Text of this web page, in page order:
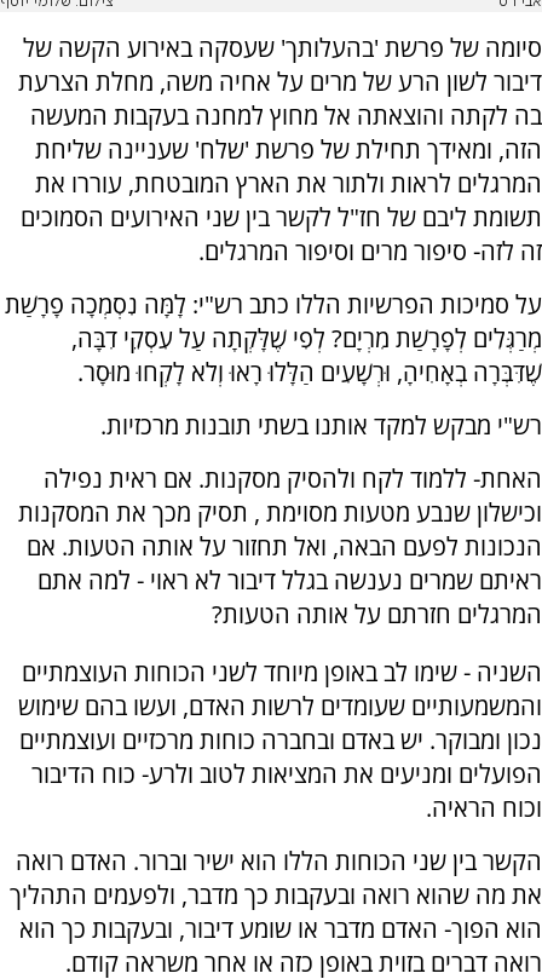
סיומה של פרשת 'בהעלותך' שעסקה באירוע הקשה של
דיבור לשון הרע של מרים על אחיה משה, מחלת הצרעת
בה לקתה והוצאתה אל מחוץ למחנה בעקבות המעשה
הזה, ומאידך תחילת של פרשת 'שלח' שעניינה שליחת
המרגלים לראות ולתור את הארץ המובטחת, עוררו את
תשומת ליבם של חז"ל לקשר בין שני האירועים הסמוכים
זה לזה- סיפור מרים וסיפור המרגלים.
על סמיכות הפרשיות הללו כתב רש"י: לָמָּה נִסְמְכָה פָרָשַׁת
מְרַגְּלִים לְפָרָשַׁת מִרְיָם? לְפִי שֶׁלָּקְתָה עַל עִסְקֵי דִבָּה,
שֶׁדִּבְּרָה בְאָחִיהָ, וּרְשָׁעִים הַלָּלוּ רָאוּ וְלֹא לָקְחוּ מוּסָר.
רש"י מבקש למקד אותנו בשתי תובנות מרכזיות.
האחת- ללמוד לקח ולהסיק מסקנות. אם ראית נפילה
וכישלון שנבע מטעות מסוימת , תסיק מכך את המסקנות
הנכונות לפעם הבאה, ואל תחזור על אותה הטעות. אם
ראיתם שמרים נענשה בגלל דיבור לא ראוי - למה אתם
המרגלים חזרתם על אותה הטעות?
השניה - שימו לב באופן מיוחד לשני הכוחות העוצמתיים
והמשמעותיים שעומדים לרשות האדם, ועשו בהם שימוש
נכון ומבוקר. יש באדם ובחברה כוחות מרכזיים ועוצמתיים
הפועלים ומניעים את המציאות לטוב ולרע- כוח הדיבור
וכוח הראיה.
הקשר בין שני הכוחות הללו הוא ישיר וברור. האדם רואה
את מה שהוא רואה ובעקבות כך מדבר, ולפעמים התהליך
הוא הפוך- האדם מדבר או שומע דיבור, ובעקבות כך הוא
רואה דברים בזוית באופן כזה או אחר משראה קודם.